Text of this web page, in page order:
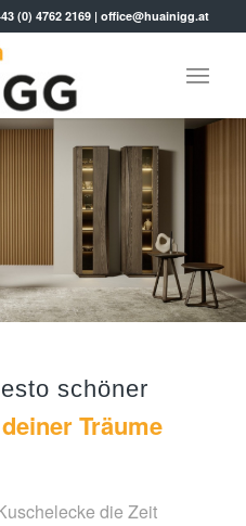
(0) 4762 2169 |office@huainigg.at
schöner
Träume
die Zeit